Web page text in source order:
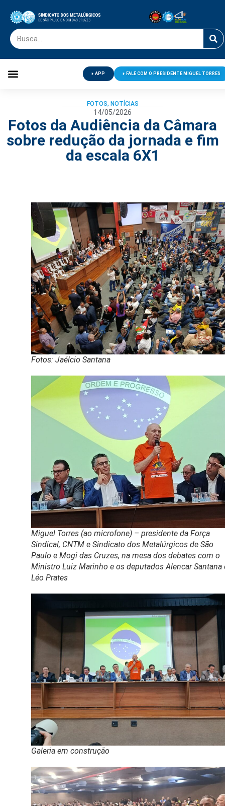
APP FALE COM O PRESIDENTE MIGUEL TORRES
FOTOS, NOTÍCIAS
14/05/2026
Fotos da Audiência da Câmara
sobre redução da jornada e fim
da escala 6X1
Fotos: Jaélcio Santana
Miguel Torres (ao microfone) – presidente da Força
Sindical, CNTM e Sindicato dos Metalúrgicos de São
Paulo e Mogi das Cruzes, na mesa dos debates com o
Ministro Luiz Marinho e os deputadosAlencar Santana
Léo Prates
Galeria em construção